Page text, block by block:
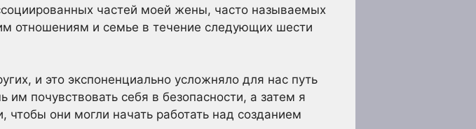
частей моей жены, часто называемых
отношениям и семье в течение следующих шести
и это экспоненциально усложняло для нас путь
почувствовать себя в безопасности, а затем я
они могли начать работать над созданием